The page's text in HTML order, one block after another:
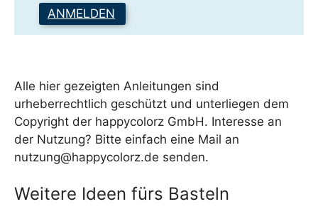
ANMELDEN
Alle hier gezeigten Anleitungen sind
urheberrechtlich geschützt und unterliegen dem
Copyright der happycolorz GmbH. Interesse an
der Nutzung? Bitte einfach eine Mail an
nutzung@happycolorz.de senden.
Weitere Ideen fürs Basteln